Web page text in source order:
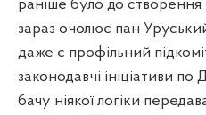
раніше було до створення
зараз очолює пан
даже є профільний
законодавчі ініціативи
бачу ніякої логіки